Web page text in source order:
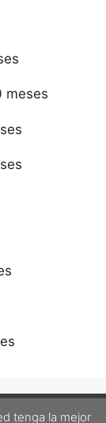
meses
tenga la mejor